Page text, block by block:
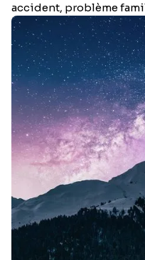
accident, problème